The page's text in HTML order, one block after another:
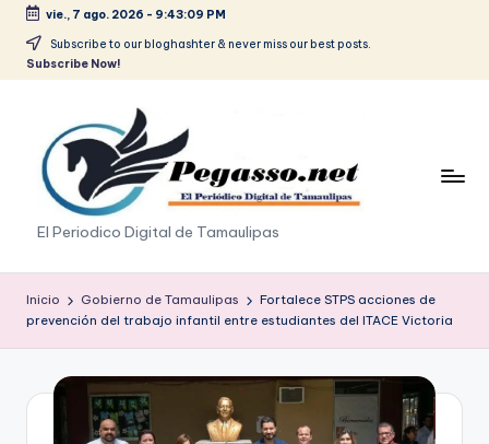
Saltar
vie., 7 ago. 2026 - 9:43:10 PM
Subscribe to our bloghashter & never miss our best posts.
Subscribe Now!
p
e
g
a
El Periodico Digital de Tamaulipas
Inicio Gobierno de Tamaulipas
Fortalece STPS acciones de
prevención del trabajo infantil entre estudiantes del ITACE Victoria